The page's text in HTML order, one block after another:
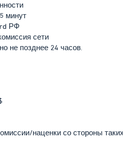
минут
РФ
сети
не позднее 24 часов.
наценки со стороны